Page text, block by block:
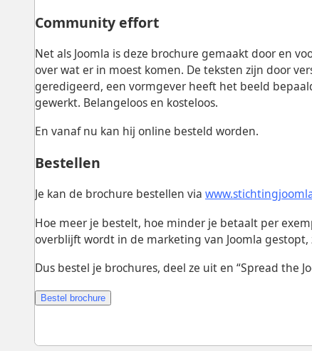
Community effort
Net als Joomla is deze brochure gemaakt door en
over wat er in moest komen. De teksten zijn door
geredigeerd, een vormgever heeft het beeld
gewerkt. Belangeloos en kosteloos.
En vanaf nu kan hij online besteld worden.
Bestellen
Je kan de brochure bestellen via
Hoe meer je bestelt, hoe minder je betaalt per
overblijft wordt in de marketing van Joomla
Dus bestel je brochures, deel ze uit en “Spread the
Bestel brochure